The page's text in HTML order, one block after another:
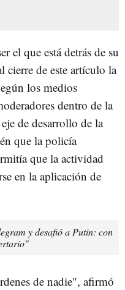
el que está detrás de su
cierre de este artículo la
los medios
dentro de la
de desarrollo de la
que la policía
que la actividad
en la aplicación de
y desafió a Putin: con
de nadie", afirmó